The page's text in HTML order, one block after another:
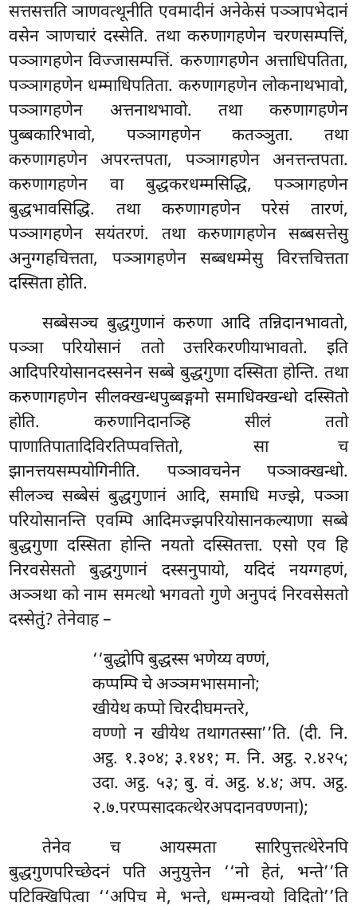
सत्तसत्तति ञाणवत्थूनीति एवमादीनं अनेकेसं पञ्ञापभेदानं
वसेन ञाणचारं दस्सेति. तथा करुणागहणेन चरणसम्पत्तिं,
पञ्ञागहणेन विज्जासम्पत्तिं. करुणागहणेन अत्ताधिपतिता,
पञ्ञागहणेन धम्माधिपतिता. करुणागहणेन लोकनाथभावो,
पञ्ञागहणेन अत्तनाथभावो. तथा करुणागहणेन
पुब्बकारिभावो, पञ्ञागहणेन कतञ्ञुता. तथा
करुणागहणेन अपरन्तपता, पञ्ञागहणेन अनत्तन्तपता.
करुणागहणेन वा बुद्धकरधम्मसिद्धि, पञ्ञागहणेन
बुद्धभावसिद्धि. तथा करुणागहणेन परेसं तारणं,
पञ्ञागहणेन सयंतरणं. तथा करुणागहणेन सब्बसत्तेसु
अनुग्गहचित्तता, पञ्ञागहणेन सब्बधम्मेसु विरत्तचित्तता
दस्सिता होति.
सब्बेसञ्च बुद्धगुणानं करुणा आदि तन्निदानभावतो,
पञ्ञा परियोसानं ततो उत्तरिकरणीयाभावतो. इति
आदिपरियोसानदस्सनेन सब्बे बुद्धगुणा दस्सिता होन्ति. तथा
करुणागहणेन सीलक्खन्धपुब्बङ्गमो समाधिक्खन्धो दस्सितो
होति. करुणानिदानञ्हि सीलं ततो
पाणातिपातादिविरतिप्पवत्तितो, सा च
झानत्तयसम्पयोगिनीति. पञ्ञावचनेन पञ्ञाक्खन्धो.
सीलञ्च सब्बेसं बुद्धगुणानं आदि, समाधि मज्झे, पञ्ञा
परियोसानन्ति एवम्पि आदिमज्झपरियोसानकल्याणा सब्बे
बुद्धगुणा दस्सिता होन्ति नयतो दस्सितत्ता. एसो एव हि
निरवसेसतो बुद्धगुणानं दस्सनुपायो, यदिदं नयग्गहणं,
अञ्ञथा को नाम समत्थो भगवतो गुणे अनुपदं निरवसेसतो
दस्सेतुं? तेनेवाह –
‘‘बुद्धोपि बुद्धस्स भणेय्य वण्णं,
कप्पम्पि चे अञ्ञमभासमानो;
खीयेथकप्पो चिरदीघमन्तरे,
वण्णो न खीयेथ तथागतस्सा’’ति. (दी. नि.
अट्ठ. १.३०४; ३.१४१; म. नि. अट्ठ. २.४२५;
उदा. अट्ठ. ५३; बु. वं. अट्ठ. ४.४; अप. अट्ठ.
२.७.परप्पसादकत्थेरअपदानवण्णना);
तेनेव च आयस्मता सारिपुत्तत्थेरेनपि
बुद्धगुणपरिच्छेदनं पति अनुयुत्तेन ‘‘नो हेतं, भन्ते’’ति
पटिक्खिपित्वा ‘‘अपिच मे, भन्ते, धम्मन्वयो विदितो’’ति